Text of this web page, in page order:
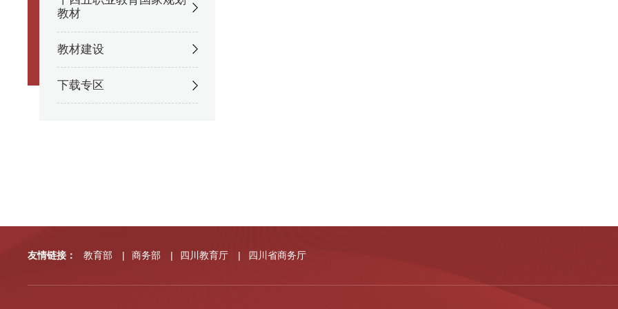
教材
教材建设
下载专区
友情链接： 教育部 商务部 四川教育厅 四川省商务厅